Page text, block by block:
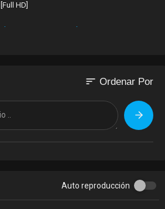
HD]
http://www.Vranje-Online.com/
sort Ordenar Por
Auto reproducción